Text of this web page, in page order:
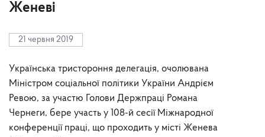
Женеві
21 червня 2019
Українська тристороння делегація, очолювана
Міністром соціальної політики України Андрієм
Ревою, за участю Голови Держпраці Романа
Чернеги, бере участь у 108-й сесії Міжнародної
конференції праці, що проходить у місті Женева